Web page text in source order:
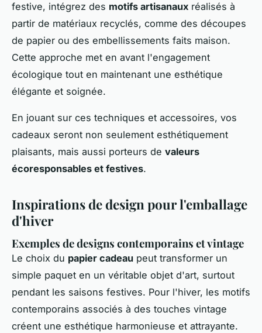
festive, intégrez des motifs artisanaux réalisés à
partir de matériaux recyclés, comme des découpes
de papier ou des embellissements faits maison.
Cette approche met en avant l'engagement
écologique tout en maintenant une esthétique
élégante et soignée.
En jouant sur ces techniques et accessoires, vos
cadeaux seront non seulement esthétiquement
plaisants, mais aussi porteurs de valeurs
écoresponsables et festives.
Inspirations de design pour l'emballage
d'hiver
Exemples de designs contemporains et vintage
Le choix du papier cadeau peut transformer un
simple paquet en un véritable objet d'art, surtout
pendant les saisons festives. Pour l'hiver, les motifs
contemporains associés à des touches vintage
créent une esthétique harmonieuse et attrayante.